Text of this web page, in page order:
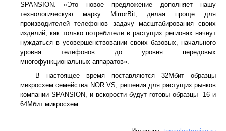
SPANSION. «Это новое предложение дополняет нашу
технологическую марку MirrorBit, делая проще для
производителей телефонов задачу масштабирования своих
изделий, как только потребители в растущих регионах начнут
нуждаться в усовершенствовании своих базовых, начального
уровня телефонов до уровня передовых
многофункциональных аппаратов».
В настоящее время поставляются 32Мбит образцы
микросхем семейства NOR VS, решения для растущих рынков
компании SPANSION, и вскорости будут готовы образцы 16 и
64Мбит микросхем.